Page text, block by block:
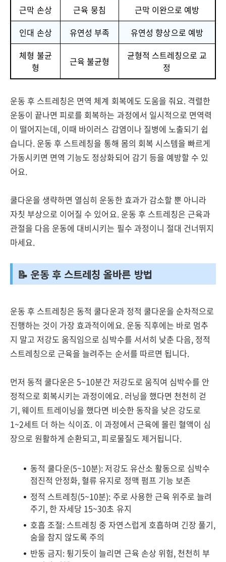
근막 손상 근육 뭉침
근막 이완으로 예방
인대 손상
유연성 부족
유연성 향상으로 예방
체형 불균
형
근육 불균형
균형적 스트레칭으로 교
정
운동 후 스트레칭은 면역 체계 회복에도 도움을 줘요. 격렬한
운동이 끝나면 피로를 회복하는 과정에서 일시적으로 면역력
이 떨어지는데, 이때 바이러스 감염이나 질병에 노출되기 쉽
습니다. 운동 후 스트레칭을 통해 몸의 회복 시스템을 빠르게
가동시키면 면역 기능도 정상화되어 감기 등을 예방할 수 있
어요.
쿨다운을 생략하면 열심히 운동한 효과가 감소할 뿐 아니라
자칫 부상으로 이어질 수 있어요. 운동 후 스트레칭은 근육과
관절을 다음 운동에 대비시키는 필수 과정이니 절대 건너뛰지
마세요.
📝 운동 후 스트레칭 올바른 방법
운동 후 스트레칭은 동적 쿨다운과 정적 쿨다운을 순차적으로
진행하는 것이 가장 효과적이에요. 운동 직후에는 바로 멈추
지 말고 저강도 움직임으로 심박수를 서서히 낮춘 다음, 정적
스트레칭으로 근육을 늘려주는 순서를 따르면 됩니다.
먼저 동적 쿨다운은 5~10분간 저강도로 움직여 심박수를 안
정적으로 회복시키는 과정이에요. 러닝을 했다면 천천히 걷
기, 웨이트 트레이닝을 했다면 비슷한 동작을 낮은 강도로
1~2세트 더 하는 식이죠. 이 과정에서 근육에 몰린 혈액이 심
장으로 원활하게 순환되고, 피로물질도 제거됩니다.
동적 쿨다운(5~10분): 저강도 유산소 활동으로 심박수
점진적 안정화, 혈류 유지로 정맥 펌프 기능 보존
정적 스트레칭(5~10분): 주로 사용한 근육 위주로 늘려
주기, 한 자세당 15~30초 유지
호흡 조절: 스트레칭 중 자연스럽게 호흡하며 긴장 풀기,
숨을 참지 않도록 주의
반동 금지: 튕기듯이 늘리면 근육 손상 위험, 천천히 부